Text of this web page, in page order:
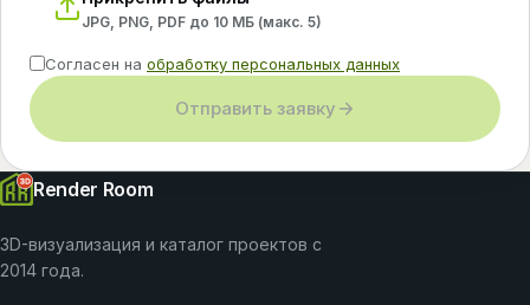
JPG, PNG, PDF до 10 МБ (макс. 5)
Согласен на обработку персональных данных
Отправить заявку
Render Room
3D-визуализация и каталог проектов с
2014 года.